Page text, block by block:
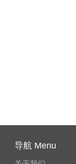
导航 Menu